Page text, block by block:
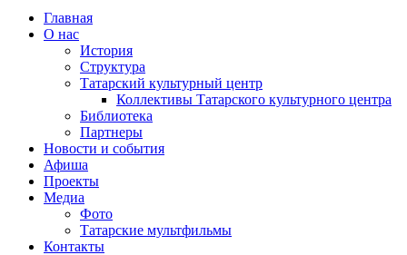
Главная
О нас
История
Структура
Татарский культурный центр
Коллективы Татарского культурного центра
Библиотека
Партнеры
Новости и события
Афиша
Проекты
Медиа
Фото
Татарские мультфильмы
Контакты